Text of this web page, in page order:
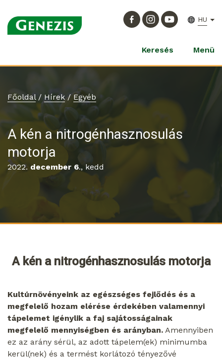
HU
Keresés Menü
Főoldal/ Hírek /Egyéb
A kén a nitrogénhasznosulás
motorja
2022. december 6., kedd
A kén a nitrogénhasznosulás motorja
Kultúrnövényeink az egészséges fejlődés és a
megfelelő hozam elérése érdekében valamennyi
tápelemet igénylik a faj sajátosságainak
megfelelő mennyiségben és arányban. Amennyiben
ez az arány sérül, az adott tápelem(ek) minimumba
kerül(nek) és a termést korlátozó tényezővé